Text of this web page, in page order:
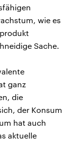
wie es
Sache.
ganz
die
der Konsum
hat auch
aktuelle